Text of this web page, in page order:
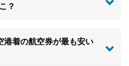
？
港着の航空券が最も安い